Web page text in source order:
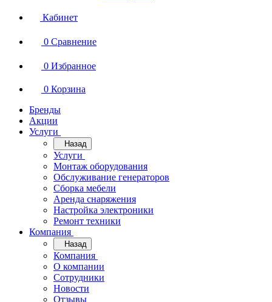
Кабинет
0 Сравнение
0 Избранное
0 Корзина
Бренды
Акции
Услуги
Назад
Услуги
Монтаж оборудования
Обслуживание генераторов
Сборка мебели
Аренда снаряжения
Настройка электроники
Ремонт техники
Компания
Назад
Компания
О компании
Сотрудники
Новости
Отзывы